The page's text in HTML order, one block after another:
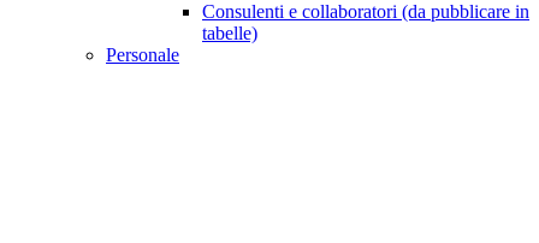
Consulenti e collaboratori (da pubblicare in
tabelle)
Personale